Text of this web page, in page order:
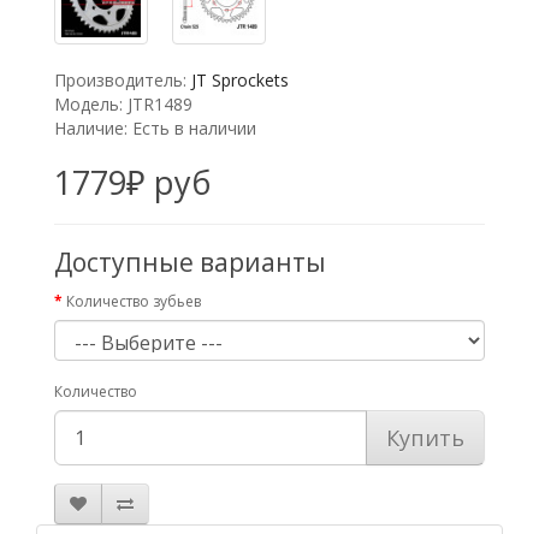
Производитель: JT Sprockets
Модель: JTR1489
Наличие: Есть в наличии
1779₽ руб
Доступные варианты
Количество зубьев
Количество
Купить